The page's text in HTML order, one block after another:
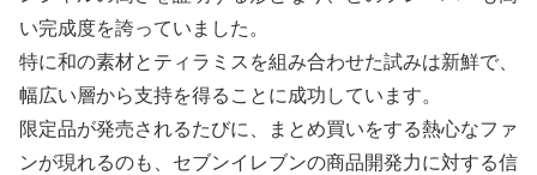
い完成度を誇っていました。
特に和の素材とティラミスを組み合わせた試みは新鮮で、
幅広い層から支持を得ることに成功しています。
限定品が発売されるたびに、まとめ買いをする熱心なファ
ンが現れるのも、セブンイレブンの商品開発力に対する信